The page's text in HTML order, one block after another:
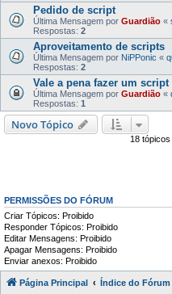
Pedido de script
Última Mensagem por Guardião «
Respostas: 2
Aproveitamento de scripts
Última Mensagem por NiPPonic «
Respostas: 2
Vale a pena fazer um
Última Mensagem por Guardião «
Respostas: 1
Novo Tópico
18 tópicos
PERMISSÕES DO FÓRUM
Criar Tópicos: Proibido
Responder Tópicos: Proibido
Editar Mensagens: Proibido
Apagar Mensagens: Proibido
Enviar anexos: Proibido
Página Principal Índice do Fórum